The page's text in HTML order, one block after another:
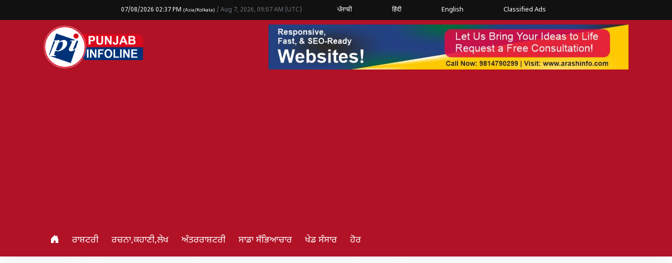
07/08/2026 02:37 PM (Asia/Kolkata) / Aug 7, 2026, 09:07 AM (UTC) ਪੰਜਾਬੀ हिंदी English Classified Ads
ਰਾਸ਼ਟਰੀ ਰਚਨਾ,ਕਹਾਣੀ,ਲੇਖ ਅੰਤਰਰਾਸ਼ਟਰੀ ਸਾਡਾ ਸੱਭਿਆਚਾਰ ਖੇਡ ਸੰਸਾਰ ਹੋਰ